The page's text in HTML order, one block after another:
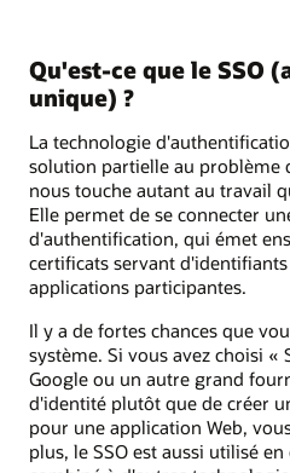
Qu'est‑ce que le SSO
unique) ?
La technologie
solution partielle au problème
nous touche autant au travail
Elle permet de se connecter
d'authentification, qui émet
certificats servant
applications participantes.
Il y a de fortes chances que
système. Si vous avez choisi «
Google ou un autre grand
d'identité plutôt que de créer
pour une application Web,
plus, le SSO est aussi utilisé